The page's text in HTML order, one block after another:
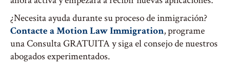
¿Necesita ayuda durante su proceso de inmigración?
Contacte a Motion Law Immigration, programe
una Consulta GRATUITA y siga el consejo de nuestros
abogados experimentados.